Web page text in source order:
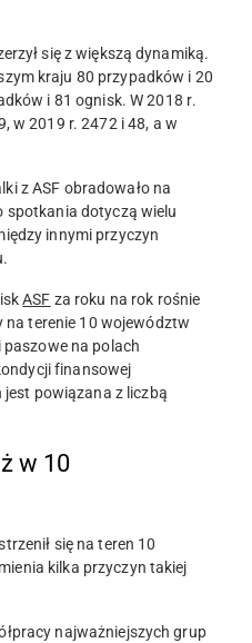
się z większą dynamiką.
kraju 80 przypadków i 20
i 81 ognisk. W2018 r.
, w2019 r. 2472i48, a w
z ASF obradowało na
spotkania dotyczą wielu
innymi przyczyn
ASF za roku na rok rośnie
na terenie 10 województw
na polach
finansowej
jest powiązana z liczbą
w 10
się na teren 10
kilka przyczyn takiej
najważniejszych grup